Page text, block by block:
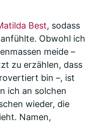
Best, sodass
Obwohl ich
meide –
zu erzählen, dass
bin –, ist
ich an solchen
wieder, die
Namen,